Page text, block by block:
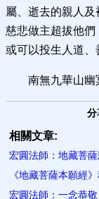
屬、逝去的親人及
慈悲做主超拔他們
或可以投生人道、
南無九華山幽
分
相關文章:
宏圓法師：地藏菩
《地藏菩薩本願經
宏圓法師：一念恭